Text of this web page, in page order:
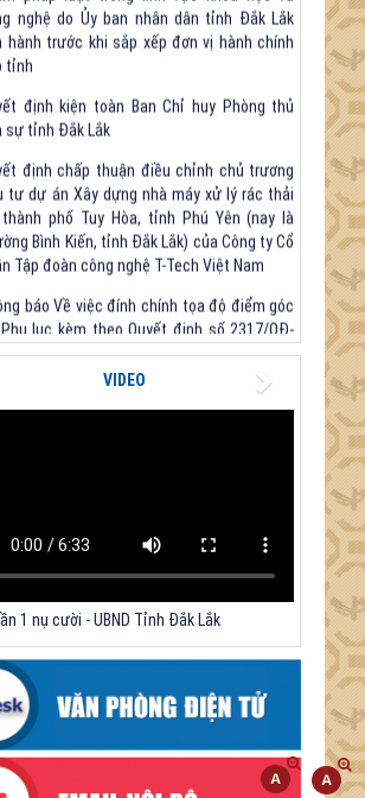
hành trước khi sắp xếp đơn vị hành chính
tỉnh
định kiện toàn Ban Chỉ huy Phòng thủ
sự tỉnh Đắk Lắk
định chấp thuận điều chỉnh chủ trương
tư dự án Xây dựng nhà máy xử lý rác thải
phố Tuy Hòa, tỉnh Phú Yên (nay là
Bình Kiến, tỉnh Đắk Lắk) của Công ty Cổ
Tập đoàn công nghệ T-Tech Việt Nam
báo Về việc đính chính tọa độ điểm góc
lục kèm theo Quyết định số 2317/QĐ-
ngày 21/7/2026 của Chủ tịch UBND tỉnh
đạo thực hiện mục tiêu tăng trưởng kinh tế
số giai đoạn 2026 - 2030
VIDEO
1 nụ cười - UBND Tỉnh Đắk Lắk